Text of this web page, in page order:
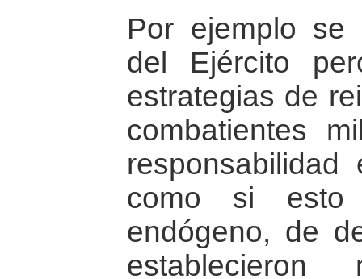
Por ejemplo se
del Ejército
estrategias de
combatientes
como si esto
endógeno, de